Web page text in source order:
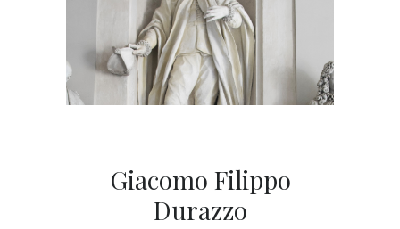
Giacomo Filippo
Durazzo